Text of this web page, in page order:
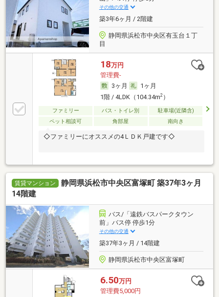
その他の交通
築3年6ヶ月 / 2階建
静岡県浜松市中央区有玉台１丁
目
18万円
管理費-
3ヶ月
1ヶ月
1階 / 4LDK（104.34m2）
ファミリー バス・トイレ別
駐車場(近隣含)
ペット相談可
角部屋 南向き
◇ファミリーにオススメの4ＬＤＫ戸建です◇
賃貸マンション
静岡県浜松市中央区富塚町 築37年3ヶ月
14階建
バス/「遠鉄バスパークタウン
前」バス停 停歩1分
その他の交通
築37年3ヶ月 / 14階建
静岡県浜松市中央区富塚町
6.50万円
管理費5,000円